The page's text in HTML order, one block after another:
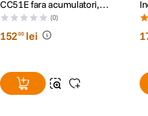
CC51E fara acumulatori,
Incarcare in 10h
(0)
15200 lei